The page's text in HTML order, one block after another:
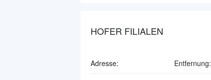
HOFER FILIALEN
Adresse: Entfernung: